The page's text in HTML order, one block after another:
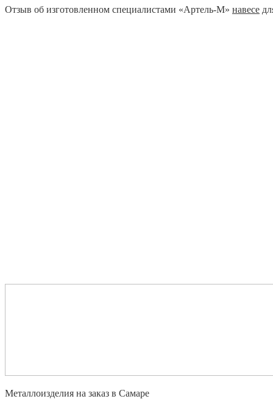
Отзыв об изготовленном специалистами «Артель-М» навесе
Металлоизделия на заказ в Самаре